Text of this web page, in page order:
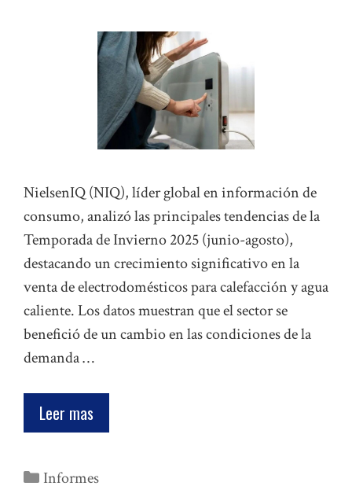
NielsenIQ (NIQ), líder global en información de
consumo, analizó las principales tendencias de la
Temporada de Invierno 2025 (junio-agosto),
destacando un crecimiento significativo en la
venta de electrodomésticos para calefacción y agua
caliente. Los datos muestran que el sector se
benefició de un cambio en las condiciones de la
demanda …
Leer mas
Categorías
Informes